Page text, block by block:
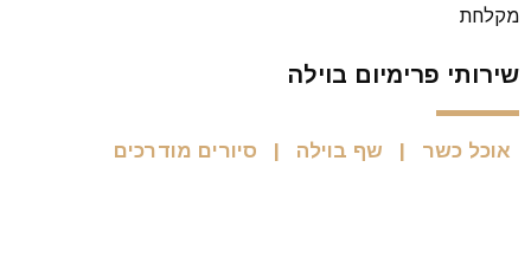
מקלחת
שירותי פרימיום בוילה
אוכל כשר שף בוילה סיורים מודרכים